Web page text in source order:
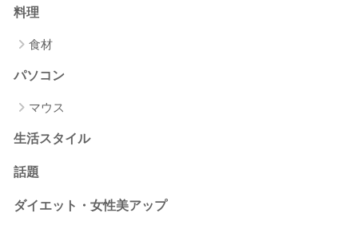
料理
食材
パソコン
マウス
生活スタイル
話題
ダイエット・女性美アップ